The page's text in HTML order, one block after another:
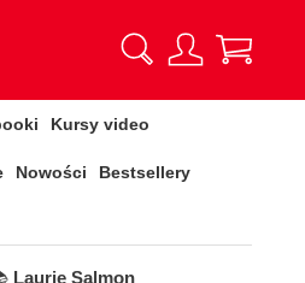
Kursy video
Nowości Bestsellery
Laurie Salmon